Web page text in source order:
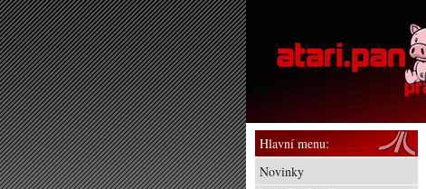
Hlavní menu:
Novinky